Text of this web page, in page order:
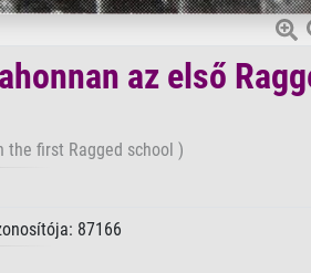
az első
the first Ragged school )
87166